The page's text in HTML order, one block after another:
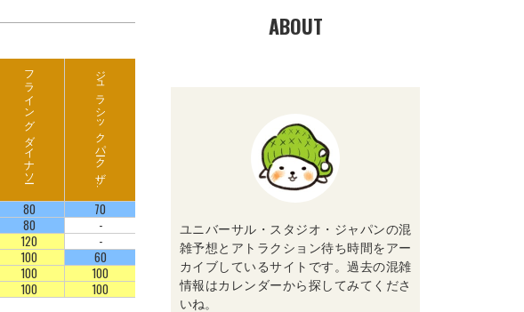
フライング ダイナソー ジ
ュ
ラ
シ
ッ
ク
パ
ーク
ザ
ラ
イ
ド
80 70
80 -
120 -
100 60
100 100
100 100
ABOUT
ユニバーサル・スタジオ・ジャパンの混
雑予想とアトラクション待ち時間をアー
カイブしているサイトです。過去の混雑
情報はカレンダーから探してみてくださ
いね。